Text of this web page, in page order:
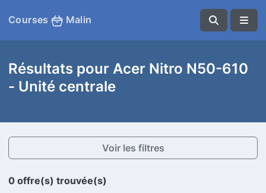
Courses Malin
Résultats pour Acer Nitro N50-610
- Unité centrale
Voir les filtres
0 offre(s) trouvée(s)